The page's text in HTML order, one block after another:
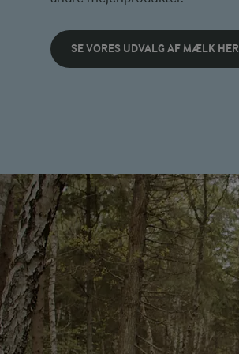
SE VORES UDVALG AF MÆLK HER